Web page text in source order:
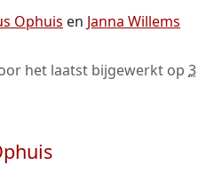
Ophuis en Janna Willems
het laatst bijgewerkt op 3